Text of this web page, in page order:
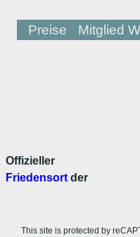
Preise Mitglied
Offizieller
Friedensort der
This site is protected by